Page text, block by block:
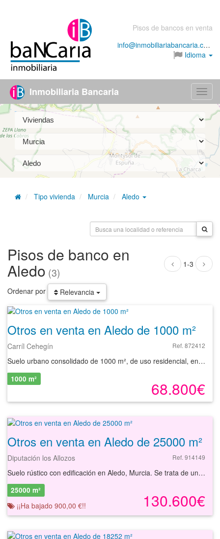
Pisos de bancos en venta
info@inmobiliariabancaria.com
Idioma
Menú
Inmobiliaria Bancaria
Tipo vivienda Murcia Aledo
1-3
Pisos de banco en
Aledo (3)
Ordenar por Relevancia
Otros en venta en Aledo de 1000 m²
Carríl Cehegín Ref. 872412
Suelo urbano consolidado de 1000 m², de uso residencial, en venta en el municipio de Aledo, Murcia. Se trata de un suelo urbano de 1000 m² que admite una edificabilidad aproximada de 225 m²t. Tiene como uso principal el residencial, para vivienda unifamiliar aislada. El suelo se sitúa en el urbanización Montisol, a pocos minutos de la población y teniendo buenos accesos por carretera. En la población podemos encontrar servicios como supermercados, restaurantes, instalaciones deportivas, centros educativos, oficinas bancarias, otros negocios comerciales, etc. Es, por tanto, una opción interesante para invertir dada las posibilidades que ofrece. Con nuestros servicios podrá conocer las posibilidades reales de este suelo y valorar sus posibilidades de inversión. Empiece ahora mismo pidiendo más información. Un responsable cercano a usted le atenderá personalmente. . La información contenida en este anuncio respecto de este inmueble no constituye una oferta contractual. Será la persona o personas interesadas en la compra del inmueble quienes presenten su oferta que quedará siempre sujeta a aprobación expresa por parte de la propietaria del inmueble
68.800€
1000 m²
Otros en venta en Aledo de 25000 m²
Diputación los Allozos Ref. 914149
Suelo rústico con edificación en Aledo, Murcia. Se trata de un suelo no urbanizable de 44,824 m² formado por 4 fincas registrales, de carácter rústico y uso agropecuario/secano. Este suelo rústico se localiza en la pedanía Diputación de los Allozos, en el entorno rural de Aledo, un municipio con gran tradición agrícola situado en el sureste de la Región de Murcia. La parcela se encuentra en un área de fácil acceso gracias a la proximidad de la carretera RM-503, que conecta directamente con el núcleo urbano de Aledo y facilita la salida hacia otras localidades y a la autovía RM-2, vía principal para los desplazamientos hacia Murcia capital y Cartagena. En cuanto a transporte público, Aledo dispone de varias líneas de autobús interurbano que enlazan con Totana, Lorca y otros municipios del entorno, facilitando la comunicación por medios públicos a quienes lo requieran. El municipio cuenta con servicios esenciales como consultorio médico local, farmacia y dependencias municipales. Para necesidades hospitalarias, el Hospital de Totana se ubica a escasa distancia del municipio. Asimismo, Aledo dispone de centros educativos de educación infantil y primaria, así como instalaciones deportivas básicas y zonas de ocio. En las inmediaciones existen supermercados de proximidad para hacer compras diarias. Destacan en la zona el Castillo de Aledo, una fortaleza medieval reconocida como uno de los enclaves históricos más relevantes del municipio, y el Parque Ambiental Huerto Don Jorge, un área verde utilizada para actividades de esparcimiento y contacto con la naturaleza. Con nuestros servicios podrá encontrar el suelo rústico que necesita y asegurar su inversión con el mejor de los asesoramientos especializados. Empiece ahora mismo pidiendo más información. Un responsable cercano a usted le atenderá personalmente.
130.600€
25000 m²
¡¡Ha bajado 900,00 €!!